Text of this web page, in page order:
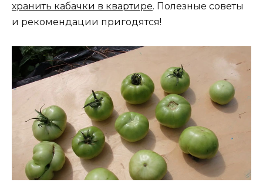
хранить кабачки в квартире. Полезные советы
и рекомендации пригодятся!